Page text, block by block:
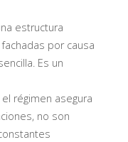
estructura
por causa
Es un
régimen asegura
no son